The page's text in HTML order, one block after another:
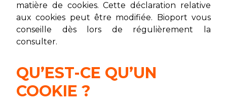
matière de cookies. Cette déclaration relative
aux cookies peut être modifiée. Bioport vous
conseille dès lors de régulièrement la
consulter.
QU’EST-CE QU’UN
COOKIE ?